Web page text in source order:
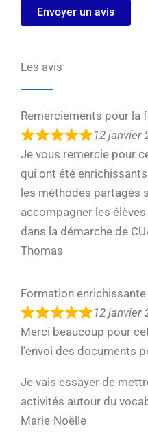
Envoyer un avis
Les avis
Remerciements pour la
12 janvier
Je vous remercie pour
qui ont été
les méthodes partagés
accompagner les
dans la démarche de
Thomas
Formation enrichissante
12 janvier
Merci beaucoup pour
l’envoi des documents
Je vais essayer de
activités autour du
Marie-Noëlle